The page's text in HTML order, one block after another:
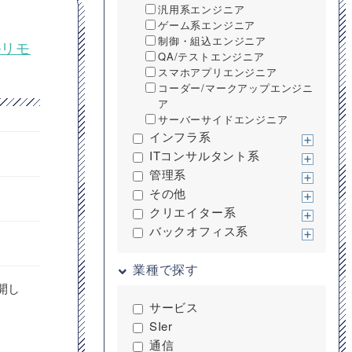
モ
し
汎用系エンジニア
ゲーム系エンジニア
制御・組込エンジニア
QA/テストエンジニア
スマホアプリエンジニア
コーダー/マークアップエンジニ
ア
サーバーサイドエンジニア
インフラ系
ITコンサルタント系
管理系
その他
クリエイター系
バックオフィス系
業種で探す
サービス
SIer
通信